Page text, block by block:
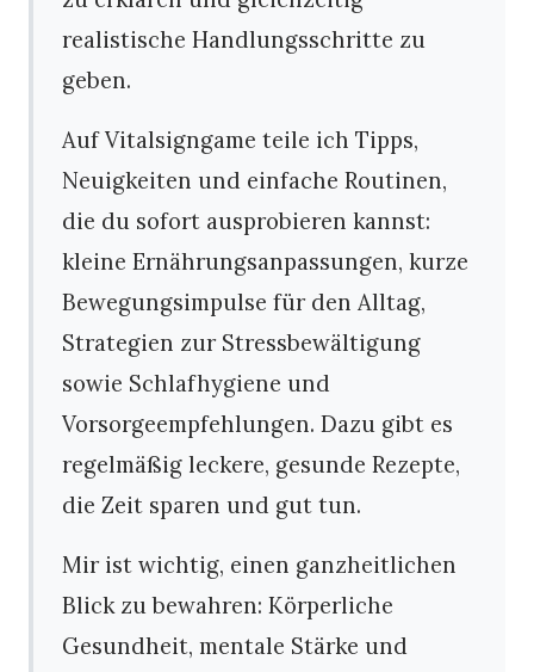
realistische Handlungsschritte zu
geben.
Auf Vitalsigngame teile ich Tipps,
Neuigkeiten und einfache Routinen,
die du sofort ausprobieren kannst:
kleine Ernährungsanpassungen, kurze
Bewegungsimpulse für den Alltag,
Strategien zur Stressbewältigung
sowie Schlafhygiene und
Vorsorgeempfehlungen. Dazu gibt es
regelmäßig leckere, gesunde Rezepte,
die Zeit sparen und gut tun.
Mir ist wichtig, einen ganzheitlichen
Blick zu bewahren: Körperliche
Gesundheit, mentale Stärke und